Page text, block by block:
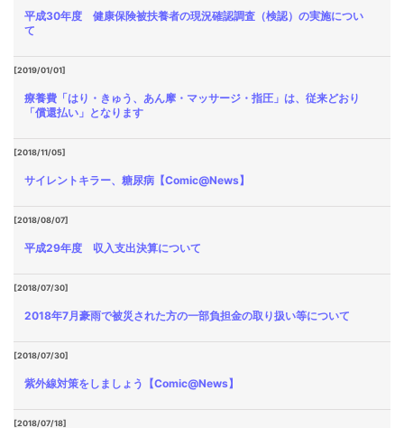
平成30年度 健康保険被扶養者の現況確認調査（検認）の実施につい
て
[2019/01/01]
療養費「はり・きゅう、あん摩・マッサージ・指圧」は、従来どおり
「償還払い」となります
[2018/11/05]
サイレントキラー、糖尿病【Comic@News】
[2018/08/07]
平成29年度 収入支出決算について
[2018/07/30]
2018年7月豪雨で被災された方の一部負担金の取り扱い等について
[2018/07/30]
紫外線対策をしましょう【Comic@News】
[2018/07/18]